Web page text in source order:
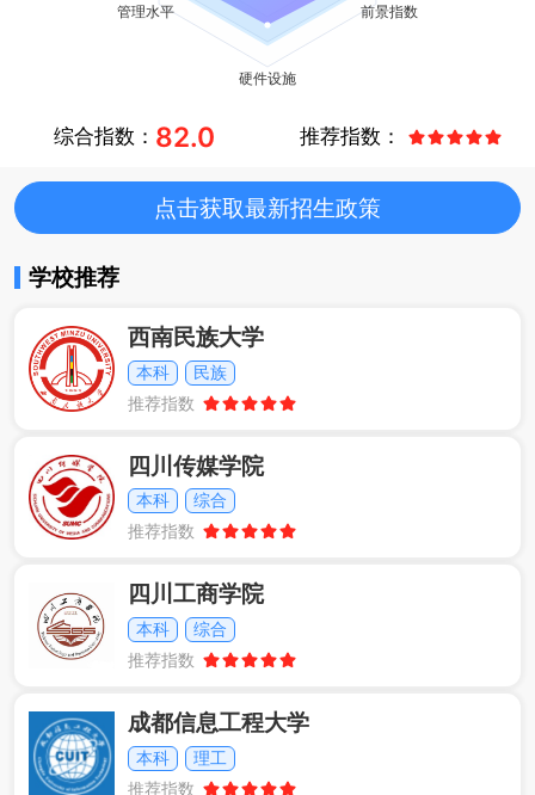
综合指数： 82.0 推荐指数：
点击获取最新招生政策
学校推荐
西南民族大学
本科
民族
推荐指数
四川传媒学院
本科
综合
推荐指数
四川工商学院
本科
综合
推荐指数
成都信息工程大学
本科
理工
推荐指数